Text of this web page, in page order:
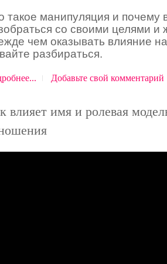
такое манипуляция и почему
со своими целями и
чем оказывать влияние
разбираться.
Добавьте свой комментарий
влияет имя и ролевая